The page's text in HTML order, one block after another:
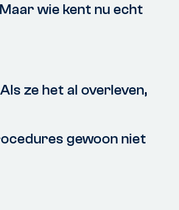
wie kent nu echt
ze het al overleven,
gewoon niet